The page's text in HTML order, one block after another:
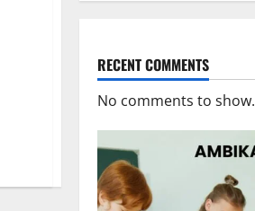
RECENT COMMENTS
No comments to show.